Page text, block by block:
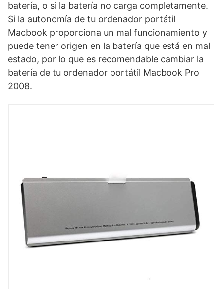
batería, o si la batería no carga completamente.
Si la autonomía de tu ordenador portátil
Macbook proporciona un mal funcionamiento y
puede tener origen en la batería que está en mal
estado, por lo que es recomendable cambiar la
batería de tu ordenador portátil Macbook Pro
2008.